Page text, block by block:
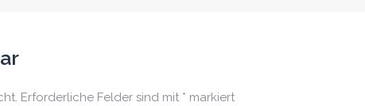
Erforderliche Felder sind mit * markiert